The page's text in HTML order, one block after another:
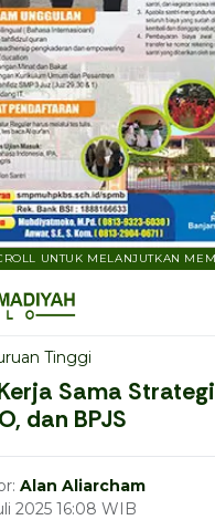
UNTUK MELANJUTKAN
Tinggi
Sama
dan BPJS
Alan Aliarcham
2025 16:08 WIB